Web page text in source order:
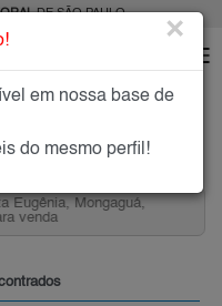
DE SÃO PAULO
de São Paulo
Venda, Litoral Sul, SP
×
em nossa base de
do mesmo perfil!